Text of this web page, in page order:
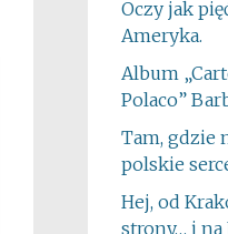
Oczy jak
Ameryka.
Album
Polaco”
Tam, gdzie
polskie
Hej, od
strony… i na